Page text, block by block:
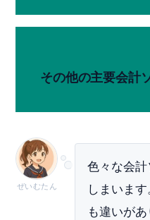
その他の主要会計
ぜいむたん
色々な会
しまいま
も違いが